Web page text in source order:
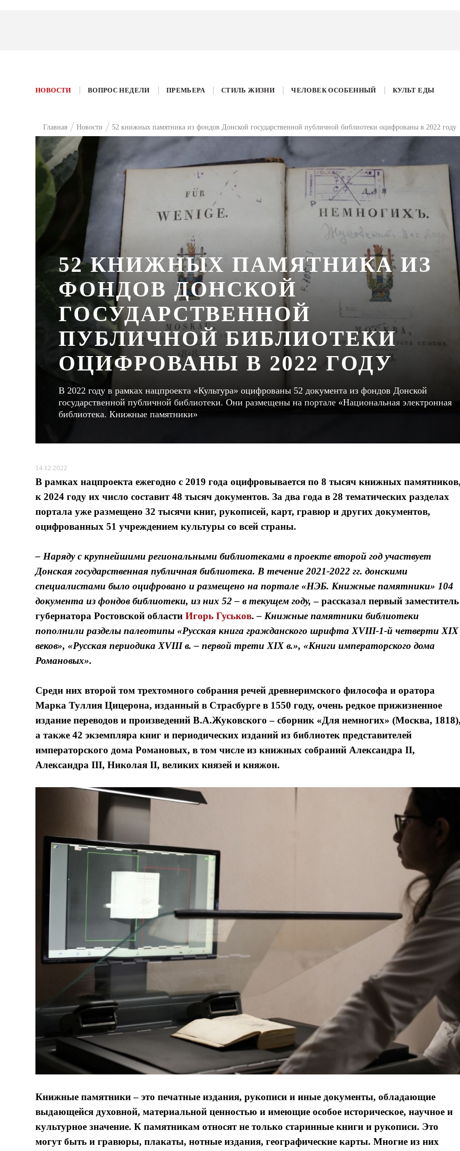
НОВОСТИ ВОПРОС НЕДЕЛИ ПРЕМЬЕРА СТИЛЬ ЖИЗНИ ЧЕЛОВЕК ОСОБЕННЫЙ КУЛЬТ ЕДЫ
Главная Новости 52 книжных памятника из фондов Донской государственной публичной библиотеки оцифрованы в 2022 году
52 КНИЖНЫХ ПАМЯТНИКА ИЗ
ФОНДОВ ДОНСКОЙ
ГОСУДАРСТВЕННОЙ
ПУБЛИЧНОЙ БИБЛИОТЕКИ
ОЦИФРОВАНЫ В 2022 ГОДУ
В 2022 году в рамках нацпроекта «Культура» оцифрованы 52 документа из фондов Донской
государственной публичной библиотеки. Они размещены на портале «Национальная электронная
библиотека. Книжные памятники»
14.12.2022
В рамках нацпроекта ежегодно с 2019 года оцифровывается по 8 тысяч книжных
к 2024 году их число составит 48 тысяч документов. За два года в 28 тематических разделах
портала уже размещено 32 тысячи книг, рукописей, карт, гравюр и других документов,
оцифрованных 51 учреждением культуры со всей страны.
– Наряду с крупнейшими региональными библиотеками в проекте второй год участвует
Донская государственная публичная библиотека. В течение 2021-2022 гг. донскими
специалистами было оцифровано и размещено на портале «НЭБ. Книжные памятники» 104
документа из фондов библиотеки, из них 52 – в текущем году,– рассказал первый заместитель
губернатора Ростовской области Игорь Гуськов. – Книжные памятники библиотеки
пополнили разделы палеотипы «Русская книга гражданского шрифта XVIII-1-й четверти XIX
веков», «Русская периодика XVIII в. – первой трети XIX в.», «Книги императорского дома
Романовых».
Среди них второй том трехтомного собрания речей древнеримского философа и оратора
Марка Туллия Цицерона, изданный в Страсбурге в 1550 году, очень редкое прижизненное
издание переводов и произведений В.А.Жуковского – сборник «Для немногих» (Москва,
а также 42 экземпляра книг и периодических изданий из библиотек представителей
императорского дома Романовых, в том числе из книжных собраний Александра II,
Александра III, Николая II, великих князей и княжон.
Книжные памятники – это печатные издания, рукописи и иные документы, обладающие
выдающейся духовной, материальной ценностью и имеющие особое историческое, научное и
культурное значение. К памятникам относят не только старинные книги и рукописи. Это
могут быть и гравюры, плакаты, нотные издания, географические карты. Многие из них